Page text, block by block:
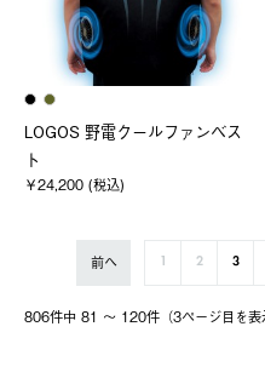
LOGOS 野電クールファンベス
ト
￥24,200 (税込)
806件中 81 〜 120件（3ページ⽬を表
前へ 1 2 3